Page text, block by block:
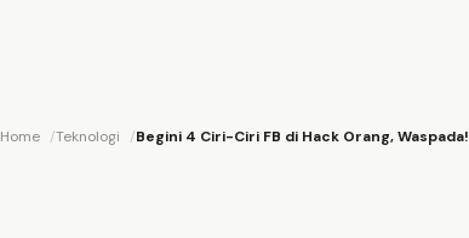
Home Teknologi Begini 4 Ciri-Ciri FB di Hack Orang, Waspada!